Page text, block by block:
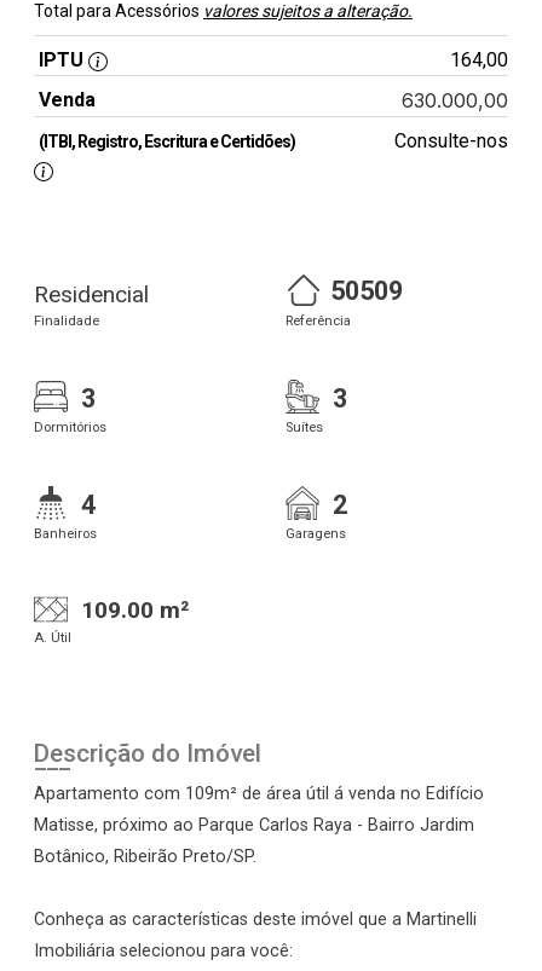
Total para Acessórios valores sujeitos a alteração.
IPTU
164,00
Venda
630.000,00
(ITBI, Registro, Escritura e Certidões) Consulte-nos
Residencial
Finalidade
50509
Referência
3
Dormitórios
3
Suítes
4
Banheiros
2
Garagens
109.00 m²
A. Útil
Descrição do Imóvel
Apartamento com 109m² de área útil á venda no Edifício
Matisse, próximo ao Parque Carlos Raya - Bairro Jardim
Botânico, Ribeirão Preto/SP.
Conheça as características deste imóvel que a Martinelli
Imobiliária selecionou para você: